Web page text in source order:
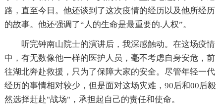
路，直至今日。他还谈到了这次疫情的经历以及他所经历
的故事。他还强调了“人的生命是最重要的.人权”。
听完钟南山院士的演讲后，我深感触动。在这场疫情
中，有无数像他一样的医护人员，毫不考虑自身安危，前
往湖北奔赴救援，只为了保障大家的安全。尽管年轻一代
经历的事情相对较少，但是面对这场灾难，90后和00后毅
然选择赶赴"战场"，承担起自己的责任和使命。